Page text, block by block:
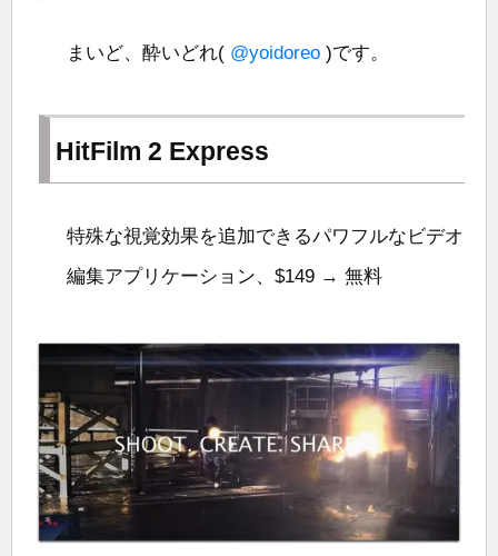
まいど、酔いどれ( @yoidoreo )です。
HitFilm 2 Express
特殊な視覚効果を追加できるパワフルなビデオ
編集アプリケーション、$149 → 無料